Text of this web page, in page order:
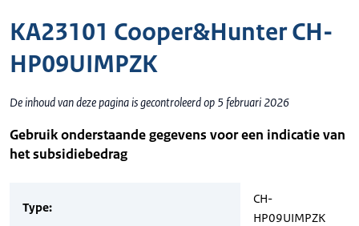
KA23101 Cooper&Hunter CH-
HP09UIMPZK
De inhoud van deze pagina is gecontroleerd op 5 februari 2026
Gebruik onderstaande gegevens voor een indicatie van
het subsidiebedrag
Type:
CH-
HP09UIMPZK